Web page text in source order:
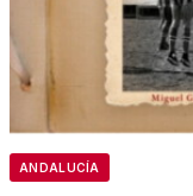
ANDALUCÍA